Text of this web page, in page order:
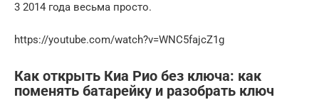
3 2014 года весьма просто.
https://youtube.com/watch?v=WNC5fajcZ1g
Как открыть Киа Рио без ключа: как
поменять батарейку и разобрать ключ